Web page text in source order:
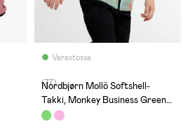
Varastossa
(77)
Nordbjørn Mollö Softshell-
Takki, Monkey Business Green
Bay